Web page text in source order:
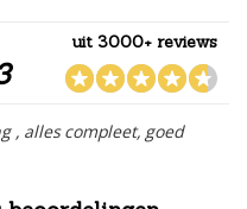
uit 3000+ reviews
, alles compleet, goed